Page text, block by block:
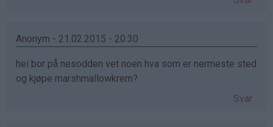
Anonym - 21.02.2015 - 20:30
hei bor på nesodden vet noen hva som er nermeste sted
og kjøpe marshmallowkrem?
Svar